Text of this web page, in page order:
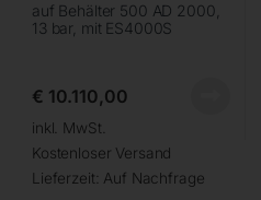
auf Behälter 500 AD 2000,
13 bar, mit ES4000S
€ 10.110,00
inkl. MwSt.
Kostenloser Versand
Lieferzeit: Auf Nachfrage